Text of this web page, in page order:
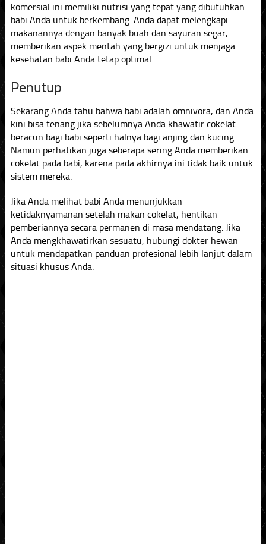
komersial ini memiliki nutrisi yang tepat yang dibutuhkan
babi Anda untuk berkembang. Anda dapat melengkapi
makanannya dengan banyak buah dan sayuran segar,
memberikan aspek mentah yang bergizi untuk menjaga
kesehatan babi Anda tetap optimal.
Penutup
Sekarang Anda tahu bahwa babi adalah omnivora, dan Anda
kini bisa tenang jika sebelumnya Anda khawatir cokelat
beracun bagi babi seperti halnya bagi anjing dan kucing.
Namun perhatikan juga seberapa sering Anda memberikan
cokelat pada babi, karena pada akhirnya ini tidak baik untuk
sistem mereka.
Jika Anda melihat babi Anda menunjukkan
ketidaknyamanan setelah makan cokelat, hentikan
pemberiannya secara permanen di masa mendatang. Jika
Anda mengkhawatirkan sesuatu, hubungi dokter hewan
untuk mendapatkan panduan profesional lebih lanjut dalam
situasi khusus Anda.